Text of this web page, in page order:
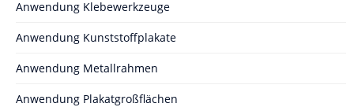
Anwendung Klebewerkzeuge
Anwendung Kunststoffplakate
Anwendung Metallrahmen
Anwendung Plakatgroßflächen